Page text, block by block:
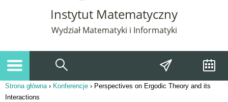
Instytut Matematyczny
Wydział Matematyki i Informatyki
Jesteś tutaj
Strona główna› Konferencje › Perspectives on Ergodic Theory and its
Interactions